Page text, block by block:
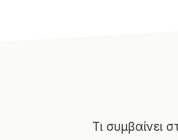
Τι συμβαίνει